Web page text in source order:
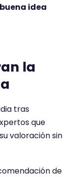
idea
la
tras
que
valoración sin
de